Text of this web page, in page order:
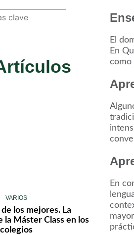
VARIOS
los mejores. La
la Máster Class en los
colegios
El
En
como
En